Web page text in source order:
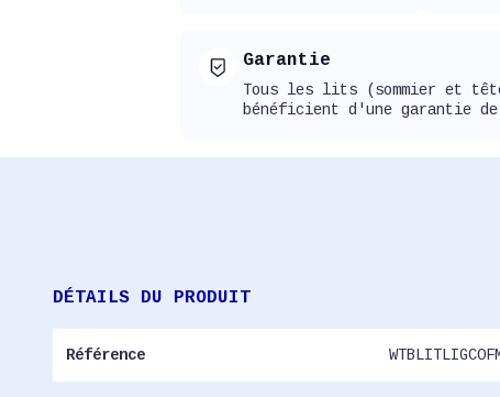
Garantie
Tous les lits (sommier et
bénéficient d'une garantie
DÉTAILS DU PRODUIT
Référence